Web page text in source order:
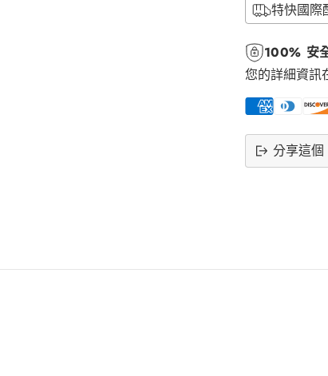
特快國際
100% 安
您的詳細資訊
分享這個
到